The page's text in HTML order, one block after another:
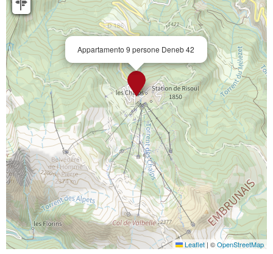
Appartamento 9 persone Deneb 42
Leaflet | ©OpenStreetMap